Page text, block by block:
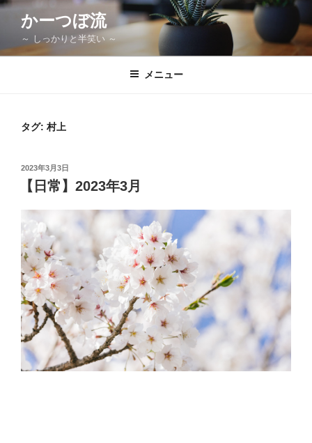
コ
ン
かーつぼ流
～ しっかりと半笑い ～
メニュー
タグ: 村上
投
日:
2023年3月3日
【日常】2023年3月